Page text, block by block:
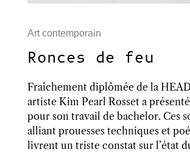
Art contemporain
Ronces de feu
Fraîchement diplômée de la
artiste Kim Pearl Rosset a
pour son travail de bachelor. Ces
alliant prouesses techniques et
livrent un triste constat sur l’état